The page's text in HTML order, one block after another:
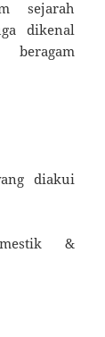
sejarah
dikenal
diakui
&